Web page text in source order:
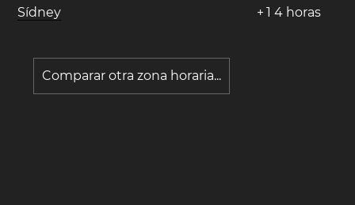
Sídney
+ 1 4 horas
Comparar otra zona horaria...